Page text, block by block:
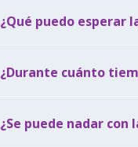
¿Qué puedo esperar
¿Durante cuánto
¿Se puede nadar